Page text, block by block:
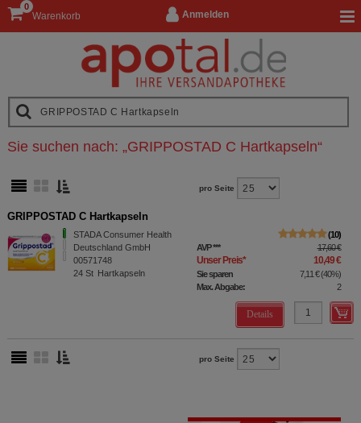
Anmelden
Warenkorb
0
Sie suchen nach: „GRIPPOSTAD C Hartkapseln“
pro Seite
GRIPPOSTAD C Hartkapseln
STADA Consumer Health
Deutschland GmbH
00571748
24 St Hartkapseln
10
AVP*** 17,60 €
Unser Preis* 10,49 €
Sie sparen 7,11 €(40%)
Max. Abgabe:
2
Details
pro Seite